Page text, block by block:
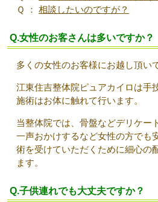
Ｑ ： 相談したいのですが？
Q.女性のお客さんは多いですか？
多くの女性のお客様にお越し頂い
江東住吉整体院ピュアカイロは手
施術はお体に触れて行います。
当整体院では、骨盤などデリケー
一声おかけするなど女性の方でも
術を受けていただくために細心の
ます。
Q.子供連れでも大丈夫ですか？